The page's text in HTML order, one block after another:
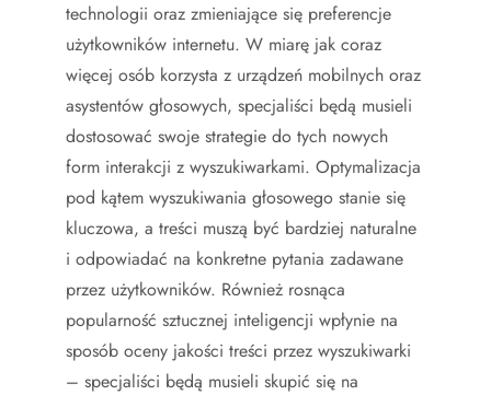
technologii oraz zmieniające się preferencje
użytkowników internetu. W miarę jak coraz
więcej osób korzysta z urządzeń mobilnych oraz
asystentów głosowych, specjaliści będą musieli
dostosować swoje strategie do tych nowych
form interakcji z wyszukiwarkami. Optymalizacja
pod kątem wyszukiwania głosowego stanie się
kluczowa, a treści muszą być bardziej naturalne
i odpowiadać na konkretne pytania zadawane
przez użytkowników. Również rosnąca
popularność sztucznej inteligencji wpłynie na
sposób oceny jakości treści przez wyszukiwarki
– specjaliści będą musieli skupić się na